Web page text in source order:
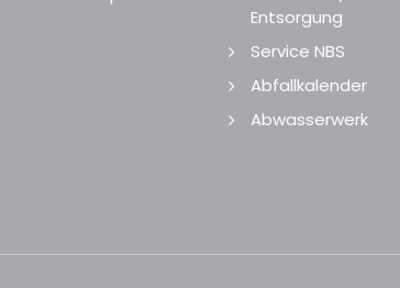
Entsorgung
Service NBS
Abfallkalender
Abwasserwerk